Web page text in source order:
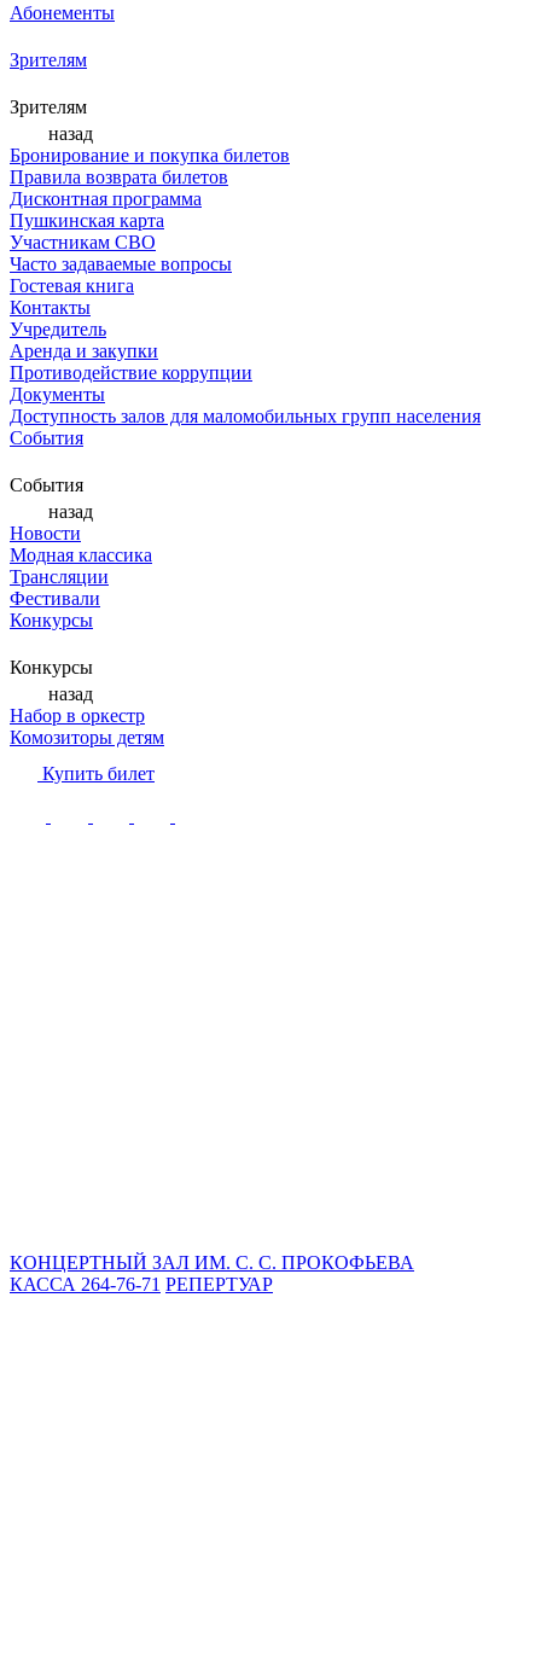
Абонементы
Зрителям
Зрителям
назад
Бронирование и покупка билетов
Правила возврата билетов
Дисконтная программа
Пушкинская карта
Участникам СВО
Часто задаваемые вопросы
Гостевая книга
Контакты
Учредитель
Аренда и закупки
Противодействие коррупции
Документы
Доступность залов для маломобильных групп населения
События
События
назад
Новости
Модная классика
Трансляции
Фестивали
Конкурсы
Конкурсы
назад
Набор в оркестр
Комозиторы детям
Купить билет
КОНЦЕРТНЫЙ ЗАЛ ИМ. С. С. ПРОКОФЬЕВА
КАССА 264-76-71 РЕПЕРТУАР